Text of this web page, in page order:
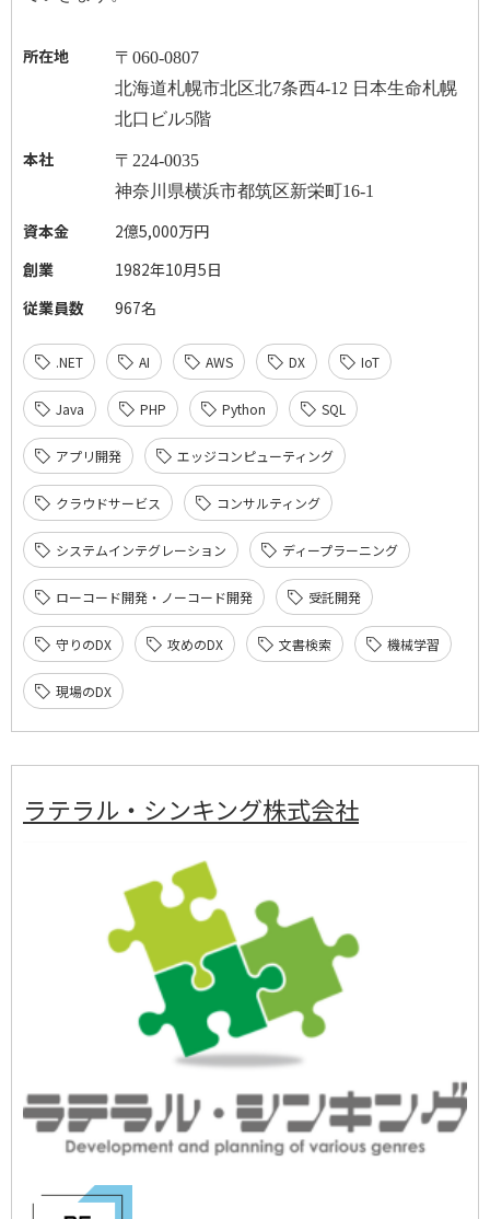
所在地 〒 060-0807
北海道札幌市北区北7条西4-12 日本生命札幌
北口ビル5階
本社 〒 224-0035
神奈川県横浜市都筑区新栄町16-1
資本金
2億5,000万円
創業
1982年10月5日
従業員数
967名
.NET AI AWS DX IoT
Java PHP Python SQL
アプリ開発 エッジコンピューティング
クラウドサービス コンサルティング
システムインテグレーション ディープラーニング
ローコード開発・ノーコード開発 受託開発
守りのDX 攻めのDX 文書検索 機械学習
現場のDX
ラテラル・シンキング株式会社